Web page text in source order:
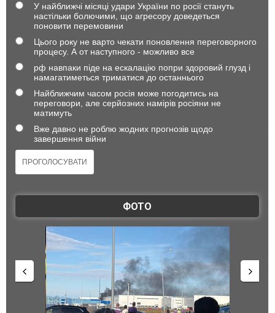
У найближчі місяці удари України по росії стануть
настільки болючими, що агресору доведеться
поновити перемовини
Цього року не варто чекати поновлення переговорного
процесу. А от наступного - можливо все
рф навпаки піде на ескалацію попри здоровий глузд і
намагатиметься триматися до останнього
Найближчим часом росія може погодитись на
переговори, але серйозних намірів росіяни не
матимуть
Вже давно не роблю жодних прогнозів щодо
завершення війни
ФОТО